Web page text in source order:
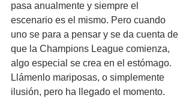
pasa anualmente y siempre el
escenario es el mismo. Pero cuando
uno se para a pensar y se da cuenta de
que la Champions League comienza,
algo especial se crea en el estómago.
Llámenlo mariposas, o simplemente
ilusión, pero ha llegado el momento.